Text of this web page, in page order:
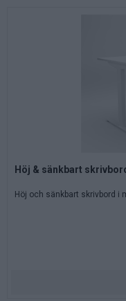
Höj & sänkbart
Höj och sänkbart skrivbord i